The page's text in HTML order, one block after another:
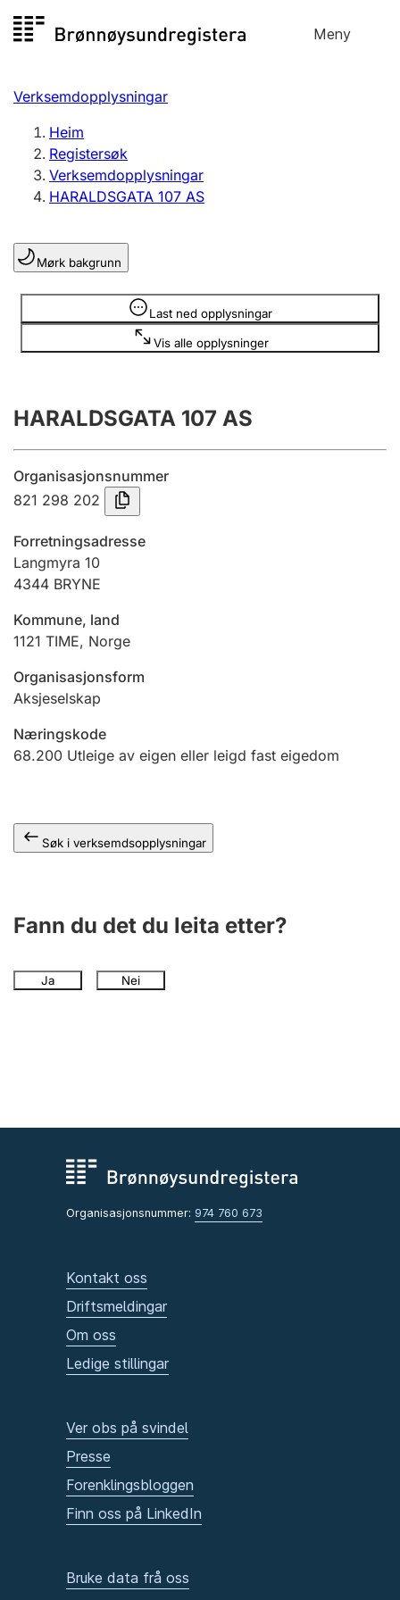
til
Meny
Registersøk
Aksjeselskap
Enkeltpersonføretak
Registrere, endre, slette
Lag og foreining
Registrere, endre, slette
Årsrekneskap
Innsending og forseinkingsgebyr
Tinglysing
Jeger
Ektepaktrettleiaren
Andre tema
Verksemdopplysningar
Heim
Registersøk
Verksemdopplysningar
HARALDSGATA 107 AS
Mørk bakgrunn
Last ned opplysningar
Vis alle opplysninger
Opplysninger er skjult
HARALDSGATA 107 AS
Organisasjonsnummer
821 298 202
Forretningsadresse
Langmyra 10
4344 BRYNE
Kommune, land
1121 TIME, Norge
Organisasjonsform
Aksjeselskap
Næringskode
68.200 Utleige av eigen eller leigd fast eigedom
Søk i verksemdsopplysningar
Fann du det du leita etter?
Ja Nei
Organisasjonsnummer: 974 760 673
Kontakt oss
Driftsmeldingar
Om oss
Ledige stillingar
Ver obs på svindel
Presse
Forenklingsbloggen
Finn oss på LinkedIn
Bruke data frå oss